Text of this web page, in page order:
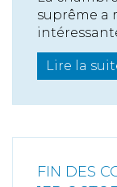
suprême a
Lire la
FIN DES